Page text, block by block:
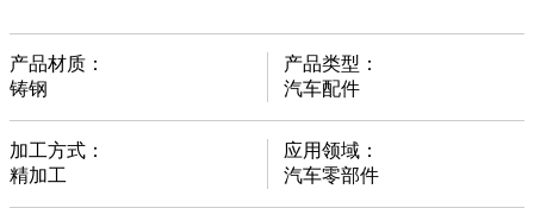
产品材质：
铸钢
产品类型：
汽车配件
加工方式：
精加工
应用领域：
汽车零部件